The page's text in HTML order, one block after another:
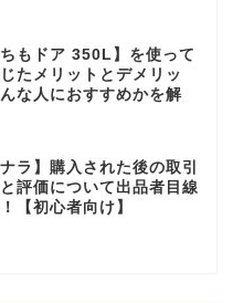
ちもドア 350L】を使って
たメリットとデメリッ
んな人におすすめかを解
ナラ】購入された後の取引
評価について出品者目線
【初心者向け】